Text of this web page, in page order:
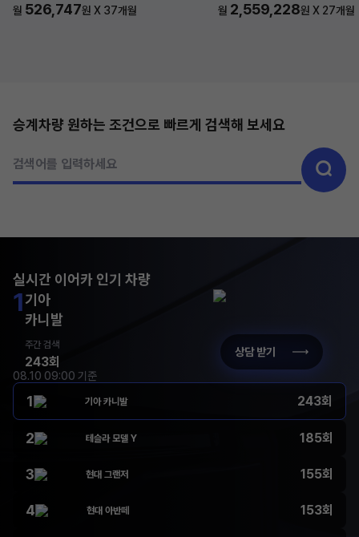
월 526,747원 X 37개월
월 2,559,228원 X 27개월
승계차량 원하는 조건으로 빠르게 검색해 보세요
검색어를 입력하세요
실시간 이어카 인기 차량
1기아
카니발
주간 검색
243회
상담 받기
08.10 09:00 기준
1 기아 카니발 243회
2 테슬라 모델 Y 185회
3 현대 그랜저 155회
4 현대 아반떼 153회